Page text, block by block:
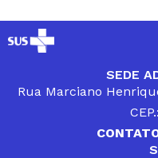
SEDE
Rua Marciano